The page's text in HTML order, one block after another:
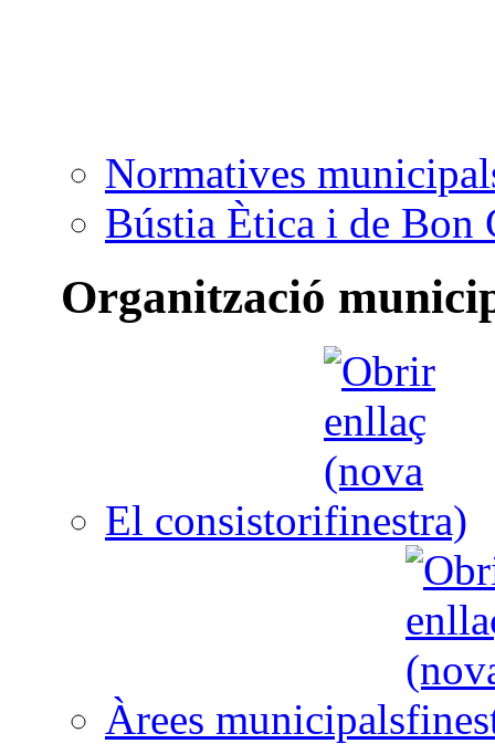
Normatives
Bústia Ètica i de Bon
Organització
El consistori
Àrees municipals